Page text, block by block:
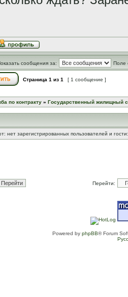
сообщения за: Поле
Страница 1 из 1 [ 1 сообщение ]
по контракту » Государственный жилищный
нет зарегистрированных пользователей и
Перейти:
Powered by phpBB® Forum